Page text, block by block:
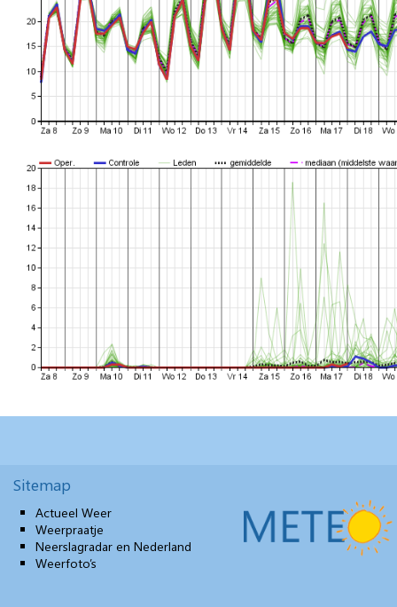
Sitemap
Actueel Weer
Weerpraatje
Neerslagradar en Nederland
Weerfoto’s